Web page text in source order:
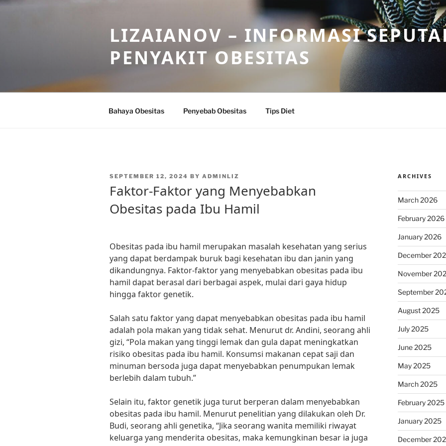
Skip
LIZAIANOV – INFORMASI
PENYAKIT OBESITAS
Bahaya Obesitas Penyebab Obesitas Tips Diet
POSTED
SEPTEMBER 12, 2024 BY ADMINLIZ
Faktor-Faktor yang Menyebabkan
Obesitas pada Ibu Hamil
Obesitas pada ibu hamil merupakan masalah kesehatan yang serius
yang dapat berdampak buruk bagi kesehatan ibu dan janin yang
dikandungnya. Faktor-faktor yang menyebabkan obesitas pada ibu
hamil dapat berasal dari berbagai aspek, mulai dari gaya hidup
hingga faktor genetik.
Salah satu faktor yang dapat menyebabkan obesitas pada ibu hamil
adalah pola makan yang tidak sehat. Menurut dr. Andini, seorang ahli
gizi, “Pola makan yang tinggi lemak dan gula dapat meningkatkan
risiko obesitas pada ibu hamil. Konsumsi makanan cepat saji dan
minuman bersoda juga dapat menyebabkan penumpukan lemak
berlebih dalam tubuh.”
Selain itu, faktor genetik juga turut berperan dalam menyebabkan
obesitas pada ibu hamil. Menurut penelitian yang dilakukan oleh Dr.
Budi, seorang ahli genetika, “Jika seorang wanita memiliki riwayat
keluarga yang menderita obesitas, maka kemungkinan besar ia juga
ARCHIVES
March 2026
February 2026
January 2026
December
November
September
August 2025
July 2025
June 2025
May 2025
March 2025
February 2025
January 2025
December